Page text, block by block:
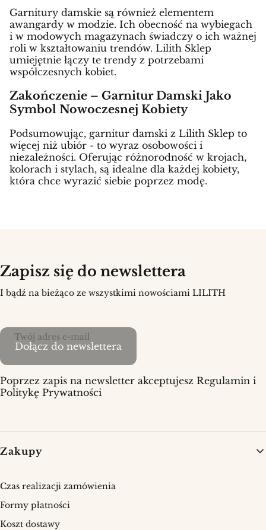
Garnitury damskie są również elementem
awangardy w modzie. Ich obecność na wybiegach
i w modowych magazynach świadczy o ich ważnej
roli w kształtowaniu trendów. Lilith Sklep
umiejętnie łączy te trendy z potrzebami
współczesnych kobiet.
Zakończenie – Garnitur Damski Jako
Symbol Nowoczesnej Kobiety
Podsumowując, garnitur damski z Lilith Sklep to
więcej niż ubiór - to wyraz osobowości i
niezależności. Oferując różnorodność w krojach,
kolorach i stylach, są idealne dla każdej kobiety,
która chce wyrazić siebie poprzez modę.
Zapisz się do newslettera
I bądź na bieżąco ze wszystkimi nowościami LILITH
Twój adres e-mail
Dołącz do newslettera
Poprzez zapis na newsletter akceptujesz Regulamin i
Politykę Prywatności
Linki w stopce
Zakupy
Czas realizacji zamówienia
Formy płatności
Koszt dostawy